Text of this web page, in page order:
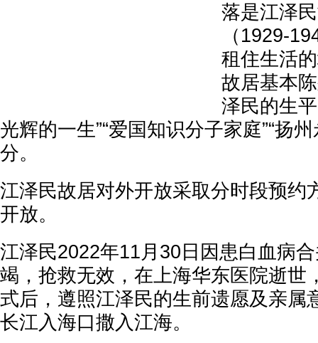
落是江泽
（1929-
租住生活
故居基本
泽民的生
光辉的一生”“爱国知识分子家庭”“扬
分。
江泽民故居对外开放采取分时段预约
开放。
江泽民2022年11月30日因患白血病
竭，抢救无效，在上海华东医院逝世
式后，遵照江泽民的生前遗愿及亲属
长江入海口撒入江海。